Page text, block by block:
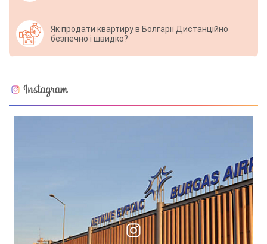
Як продати квартиру в Болгарії Дистанційно
безпечно і швидко?